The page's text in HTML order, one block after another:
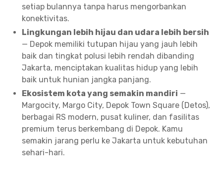
setiap bulannya tanpa harus mengorbankan
konektivitas.
Lingkungan lebih hijau dan udara lebih bersih
— Depok memiliki tutupan hijau yang jauh lebih
baik dan tingkat polusi lebih rendah dibanding
Jakarta, menciptakan kualitas hidup yang lebih
baik untuk hunian jangka panjang.
Ekosistem kota yang semakin mandiri —
Margocity, Margo City, Depok Town Square (Detos),
berbagai RS modern, pusat kuliner, dan fasilitas
premium terus berkembang di Depok. Kamu
semakin jarang perlu ke Jakarta untuk kebutuhan
sehari-hari.